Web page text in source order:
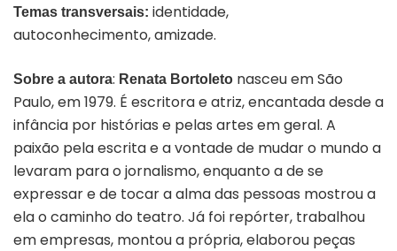
Temas transversais: identidade,
autoconhecimento, amizade.
Sobre a autora: Renata Bortoleto nasceu em São
Paulo, em 1979. É escritora e atriz, encantada desde a
infância por histórias e pelas artes em geral. A
paixão pela escrita e a vontade de mudar o mundo a
levaram para o jornalismo, enquanto a de se
expressar e de tocar a alma das pessoas mostrou a
ela o caminho do teatro. Já foi repórter, trabalhou
em empresas, montou a própria, elaborou peças